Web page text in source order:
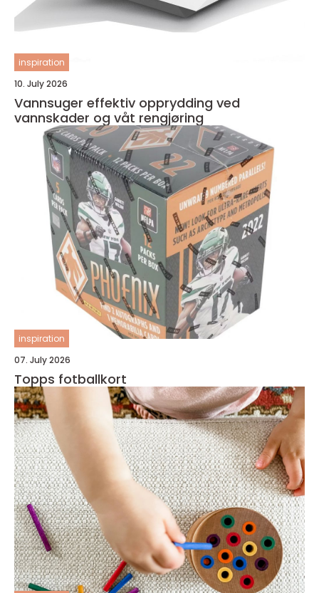
inspiration
10. July 2026
Vannsuger effektiv opprydding ved
vannskader og våt rengjøring
inspiration
07. July 2026
Topps fotballkort